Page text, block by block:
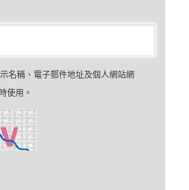
名稱、電子郵件地址及個人網站網
使用。